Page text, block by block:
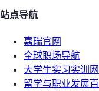
站点导航
嘉瑞官网
全球职场导航
大学生实习实训网
留学与职业发展